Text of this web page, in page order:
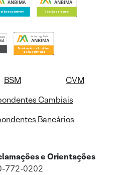
BSM
CVM
Cambiais
Bancários
e Orientações
772-0202